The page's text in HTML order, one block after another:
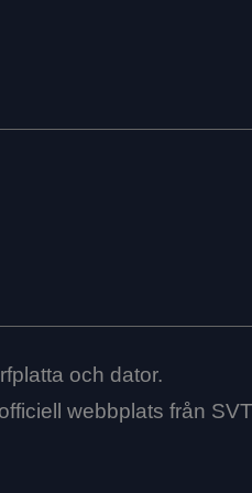
och dator.
webbplats från